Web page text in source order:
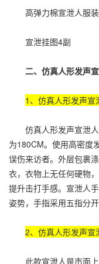
高弹力棉宣泄人服
宣泄挂图4副
二、仿真人形发声
1、仿真人形发声宣
仿真人形发声宣泄人
为180CM。使用高密度
误伤来访者。外层包裹
衣，衣物上无任何硬物
提升击打手感。宣泄人
姿势，手指采用五指分
2、仿真人形发声宣
此款宣泄人是市面上